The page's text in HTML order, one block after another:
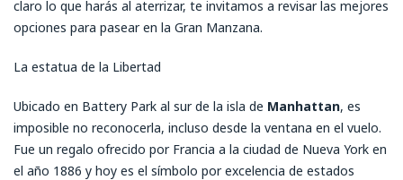
claro lo que harás al aterrizar, te invitamos a revisar las mejores
opciones para pasear en la Gran Manzana.
La estatua de la Libertad
Ubicado en Battery Park al sur de la isla de Manhattan, es
imposible no reconocerla, incluso desde la ventana en el vuelo.
Fue un regalo ofrecido por Francia a la ciudad de Nueva York en
el año 1886 y hoy es el símbolo por excelencia de estados